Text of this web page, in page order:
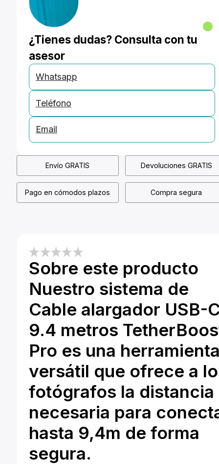
¿Tienes dudas? Consulta con tu
asesor
Whatsapp
Teléfono
Email
Envío GRATIS Devoluciones GRATIS
Pago en cómodos plazos Compra segura
Sobre este producto
Nuestro sistema de
Cable alargador USB-
9.4 metros
Pro es una
versátil que ofrece a
fotógrafos la distancia
necesaria para
hasta 9,4m de forma
segura.